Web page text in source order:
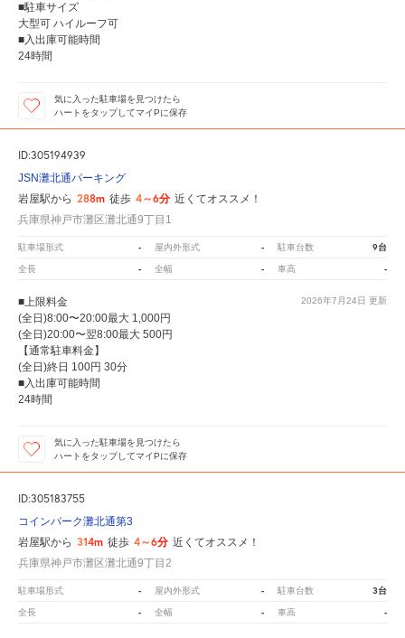
■駐車サイズ
大型可 ハイルーフ可
■入出庫可能時間
24時間
気に入った駐車場を見つけたら
ハートをタップしてマイPに保存
ID:305194939
JSN灘北通パーキング
岩屋駅から 288m 徒歩 4～6分 近くてオススメ！
兵庫県神戸市灘区灘北通9丁目1
駐車場形式 - 屋内外形式 - 駐車台数 9台
全長 - 全幅 - 車高 -
2026年7月24日 更新
■上限料金
(全日)8:00〜20:00最大 1,000円
(全日)20:00〜翌8:00最大 500円
【通常駐車料金】
(全日)終日 100円 30分
■入出庫可能時間
24時間
気に入った駐車場を見つけたら
ハートをタップしてマイPに保存
ID:305183755
コインパーク灘北通第3
岩屋駅から 314m 徒歩 4～6分 近くてオススメ！
兵庫県神戸市灘区灘北通9丁目2
駐車場形式 - 屋内外形式 - 駐車台数 3台
全長 - 全幅 - 車高 -